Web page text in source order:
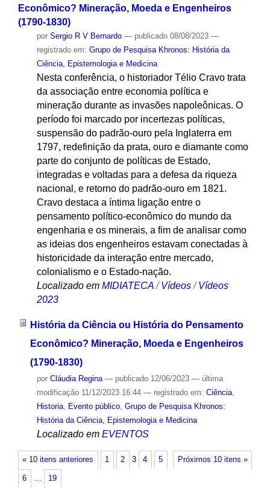
Econômico? Mineração, Moeda e Engenheiros
(1790-1830)
por Sergio R V Bernardo — publicado08/08/2023 —
registrado em: Grupo de Pesquisa Khronos: História da
Ciência, Epistemologia e Medicina
Nesta conferência, o historiador Télio Cravo trata
da associação entre economia política e
mineração durante as invasões napoleônicas. O
período foi marcado por incertezas políticas,
suspensão do padrão-ouro pela Inglaterra em
1797, redefinição da prata, ouro e diamante como
parte do conjunto de políticas de Estado,
integradas e voltadas para a defesa da riqueza
nacional, e retorno do padrão-ouro em 1821.
Cravo destaca a íntima ligação entre o
pensamento político-econômico do mundo da
engenharia e os minerais, a fim de analisar como
as ideias dos engenheiros estavam conectadas à
historicidade da interação entre mercado,
colonialismo e o Estado-nação.
Localizado em MIDIATECA /Vídeos /Vídeos
2023
História da Ciência ou História do Pensamento
Econômico? Mineração, Moeda e Engenheiros
(1790-1830)
por Cláudia Regina — publicado12/06/2023 — última
modificação11/12/2023 16:44 — registrado em: Ciência,
Historia, Evento público, Grupo de Pesquisa Khronos:
História da Ciência, Epistemologia e Medicina
Localizado em EVENTOS
« 10 itens anteriores Próximos 10 itens »
1 2 3 4 5
6 … 19